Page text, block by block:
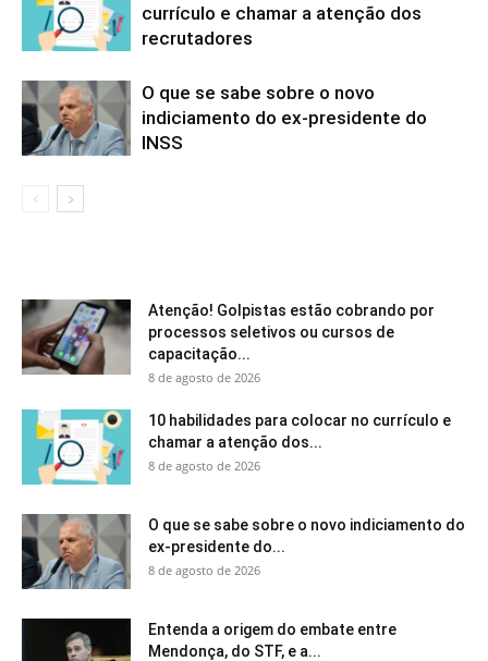
currículo e chamar a atenção dos
recrutadores
O que se sabe sobre o novo
indiciamento do ex-presidente do
INSS
Atenção! Golpistas estão cobrando por
processos seletivos ou cursos de
capacitação...
8 de agosto de 2026
10 habilidades para colocar no currículo e
chamar a atenção dos...
8 de agosto de 2026
O que se sabe sobre o novo indiciamento do
ex-presidente do...
8 de agosto de 2026
Entenda a origem do embate entre
Mendonça, do STF, e a...